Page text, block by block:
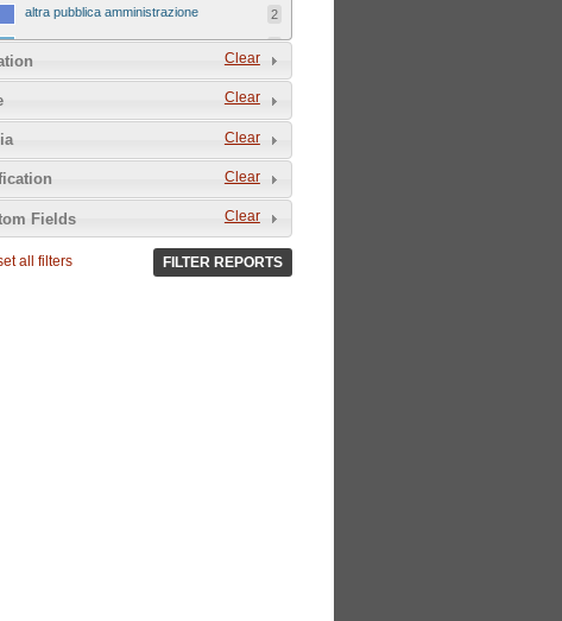
altra pubblica amministrazione 2
sito tematico 8
Clear
Clear
Clear
Clear
Clear
Fields
all filters FILTER REPORTS